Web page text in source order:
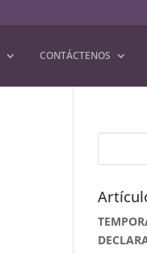
CONTÁCTENOS